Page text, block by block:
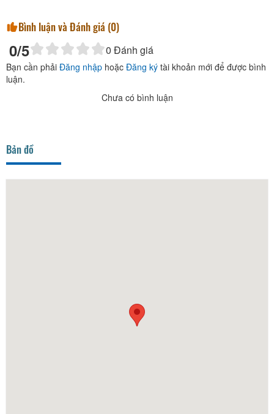
Bình luận và Đánh giá (0)
0/5 0 Đánh giá
Bạn cần phải Đăng nhập hoặc Đăng ký tài khoản mới để được bình
luận.
Chưa có bình luận
Bản đồ